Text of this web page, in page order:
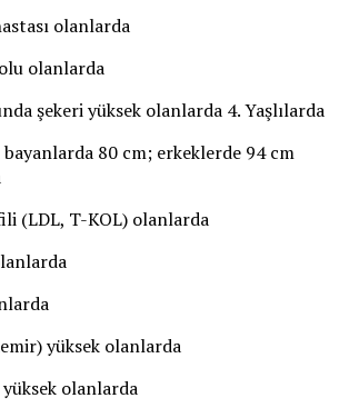
olanlarda
olanlarda
şekeri yüksek olanlarda 4. Yaşlılarda
bayanlarda 80 cm; erkeklerde 94 cm
(LDL, T-KOL) olanlarda
yüksek olanlarda
olanlarda